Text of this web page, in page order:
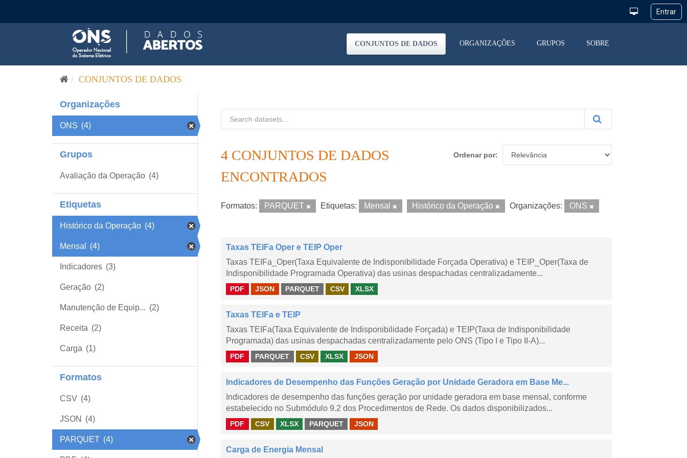
CONJUNTOS DE DADOS ORGANIZAÇÕES GRUPOS SOBRE
CONJUNTOS DE DADOS
Organizações
ONS (4)
Grupos
Avaliação da Operação (4)
Etiquetas
Histórico da Operação (4)
Mensal (4)
Indicadores (3)
Geração (2)
Manutenção de Equip... (2)
Receita (2)
Carga (1)
Formatos
CSV (4)
JSON (4)
PARQUET (4)
Ordenar por
4 CONJUNTOS DE DADOS
ENCONTRADOS
Formatos: PARQUET Etiquetas: Mensal Histórico da Operação Organizações: ONS
Taxas TEIFa Oper e TEIP Oper
Taxas TEIFa_Oper(Taxa Equivalente de Indisponibilidade Forçada Operativa) e TEIP_Oper(Taxa de
Indisponibilidade Programada Operativa) das usinas despachadas centralizadamente...
PDF JSON PARQUET CSV XLSX
Taxas TEIFa e TEIP
Taxas TEIFa(Taxa Equivalente de Indisponibilidade Forçada) e TEIP(Taxa de Indisponibilidade
Programada) das usinas despachadas centralizadamente pelo ONS (Tipo I e Tipo II-A)...
PDF PARQUET CSV XLSX JSON
Indicadores de Desempenho das Funções Geração por Unidade Geradora em Base Me...
Indicadores de desempenho das funções geração por unidade geradora em base mensal, conforme
estabelecido no Submódulo 9.2 dos Procedimentos de Rede. Os dados disponibilizados...
PDF CSV XLSX PARQUET JSON
Carga de Energia Mensal